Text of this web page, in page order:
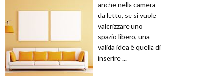
anche nella camera
da letto, se si vuole
valorizzare uno
spazio libero, una
valida idea è quella di
inserire ...